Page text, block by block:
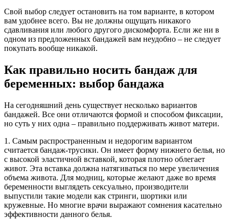
Свой выбор следует остановить на том варианте, в котором
вам удобнее всего. Вы не должны ощущать никакого
сдавливания или любого другого дискомфорта. Если же ни в
одном из предложенных бандажей вам неудобно – не следует
покупать вообще никакой.
Как правильно носить бандаж для
беременных: выбор бандажа
На сегодняшний день существует несколько вариантов
бандажей. Все они отличаются формой и способом фиксации,
но суть у них одна – правильно поддерживать живот матери.
1. Самым распространенным и недорогим вариантом
считается бандаж-трусики. Он имеет форму нижнего белья, но
с высокой эластичной вставкой, которая плотно облегает
живот. Эта вставка должна натягиваться по мере увеличения
объема живота. Для модниц, которые желают даже во время
беременности выглядеть сексуально, производители
выпустили такие модели как стринги, шортики или
кружевные. Но многие врачи выражают сомнения касательно
эффективности данного белья.